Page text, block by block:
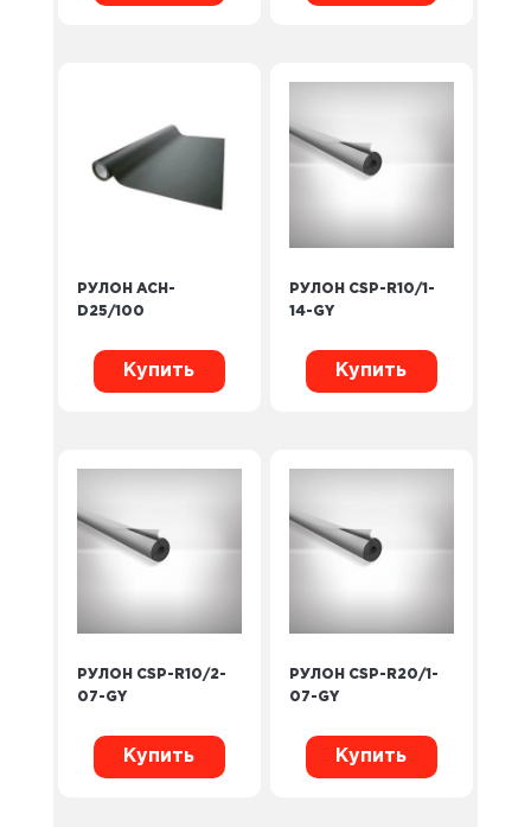
РУЛОН ACH-
D25/100
Купить
РУЛОН CSP-R10/1-
14-GY
Купить
РУЛОН CSP-R10/2-
07-GY
Купить
РУЛОН CSP-R20/1-
07-GY
Купить